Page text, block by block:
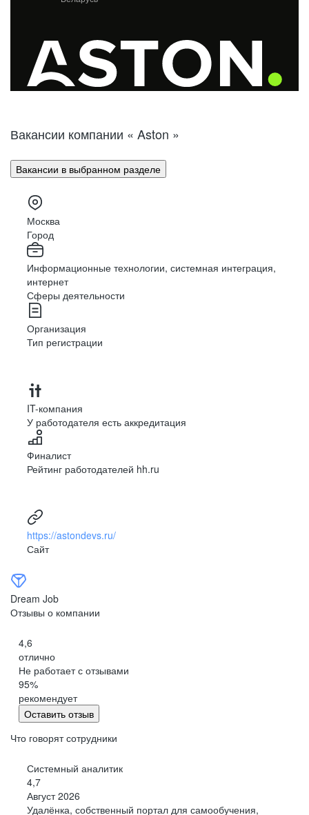
Вакансии компании « Aston »
Вакансии в выбранном разделе
Москва
Город
Информационные технологии, системная интеграция,
интернет
Сферы деятельности
Организация
Тип регистрации
IT-компания
У работодателя есть аккредитация
Финалист
Рейтинг работодателей hh.ru
https://astondevs.ru/
Сайт
Dream Job
Отзывы о компании
4,6
отлично
Не работает с отзывами
95%
рекомендует
Оставить отзыв
Что говорят сотрудники
Системный аналитик
4,7
Август 2026
Удалёнка, собственный портал для самообучения,